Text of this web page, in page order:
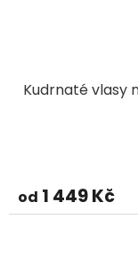
Kudrnaté vlasy
od 1 449 Kč